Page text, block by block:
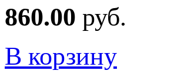
860.00 руб.
В корзину